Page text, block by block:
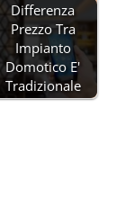
Differenza
Prezzo Tra
Impianto
Domotico E'
Tradizionale